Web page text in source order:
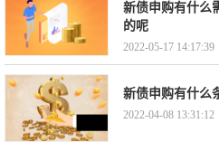
新债申购有什么
的呢
2022-05-17 14:17:39
新债申购有什么
2022-04-08 13:31:12